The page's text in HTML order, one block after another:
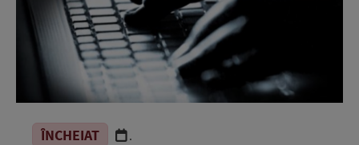
ÎNCHEIAT .